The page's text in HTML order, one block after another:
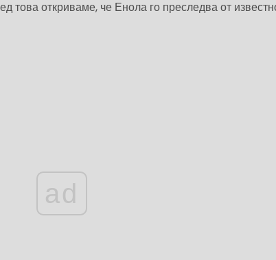
това откриваме, че Енола го преследва от
ad